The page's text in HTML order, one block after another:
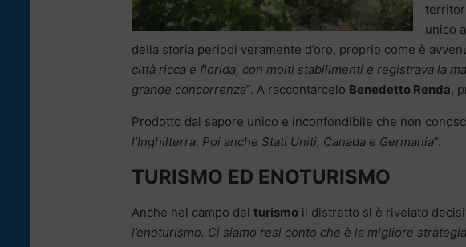
unico
della storia periodi veramente d’oro, proprio come è
città ricca e florida, con molti stabilimenti e registrava la
grande concorrenza”. A raccontarcelo Benedetto Renda,
Prodotto dal sapore unico e inconfondibile che non
l’Inghilterra. Poi anche Stati Uniti, Canada e Germania”.
TURISMO ED ENOTURISMO
Anche nel campo del turismo il distretto si è rivelato
l’enoturismo. Ci siamo resi conto che è la migliore